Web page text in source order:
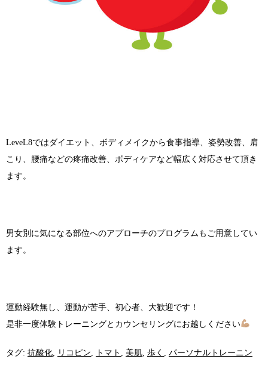
LeveL8ではダイエット、ボディメイクから食事指導、姿勢改善、肩
こり、腰痛などの疼痛改善、ボディケアなど幅広く対応させて頂き
ます。
男女別に気になる部位へのアプローチのプログラムもご用意してい
ます。
運動経験無し、運動が苦手、初心者、大歓迎です！
是非一度体験トレーニングとカウンセリングにお越しください
タグ: 抗酸化, リコピン, トマト , 美肌, 歩く , パーソナルトレーニン